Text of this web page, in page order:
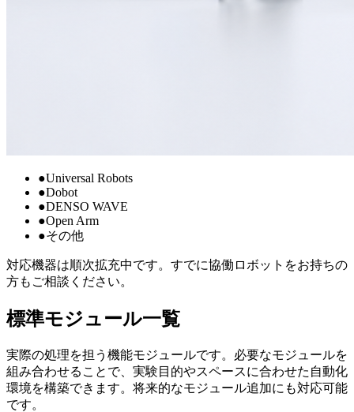
●Universal Robots
●Dobot
●DENSO WAVE
●Open Arm
●その他
対応機器は順次拡充中です。すでに協働ロボットをお持ちの
方もご相談ください。
標準モジュール一覧
実際の処理を担う機能モジュールです。必要なモジュールを
組み合わせることで、実験目的やスペースに合わせた自動化
環境を構築できます。将来的なモジュール追加にも対応可能
です。